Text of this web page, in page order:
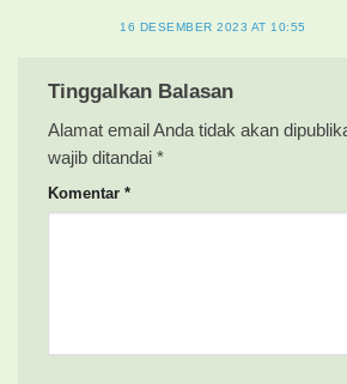
16 DESEMBER 2023 AT 10:55
Tinggalkan Balasan
Alamat email Anda tidak akan
wajib ditandai *
Komentar *